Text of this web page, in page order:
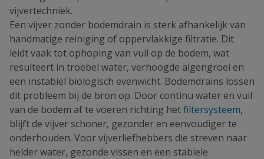
vijvertechniek.
Een vijver zonder bodemdrain is sterk afhankelijk van
handmatige reiniging of oppervlakkige filtratie. Dit
leidt vaak tot ophoping van vuil op de bodem, wat
resulteert in troebel water, verhoogde algengroei en
een instabiel biologisch evenwicht. Bodemdrains lossen
dit probleem bij de bron op. Door continu water en vuil
van de bodem af te voeren richting hetfiltersysteem,
blijft de vijver schoner, gezonder en eenvoudiger te
onderhouden. Voor vijverliefhebbers die streven naar
helder water, gezonde vissen en een stabiele